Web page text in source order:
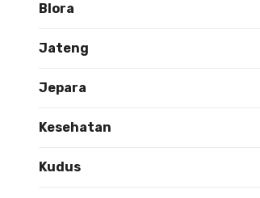
Blora
Jateng
Jepara
Kesehatan
Kudus